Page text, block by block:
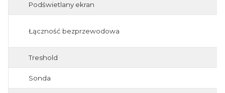
Podświetlany ekran
Łączność bezprzewodowa
Treshold
Sonda